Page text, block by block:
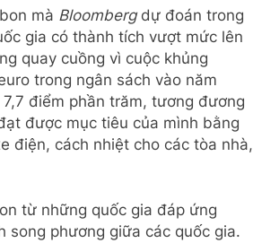
mà Bloombergdự đoán trong
gia có thành tích vượt mức lên
quay cuồng vì cuộc khủng
trong ngân sách vào năm
điểm phần trăm, tương đương
được mục tiêu của mình bằng
điện, cách nhiệt cho các tòa nhà,
từ những quốc gia đáp ứng
song phương giữa các quốc gia.